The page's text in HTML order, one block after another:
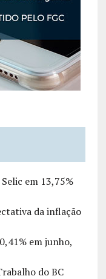
em 13,75%
da inflação
em junho,
do BC